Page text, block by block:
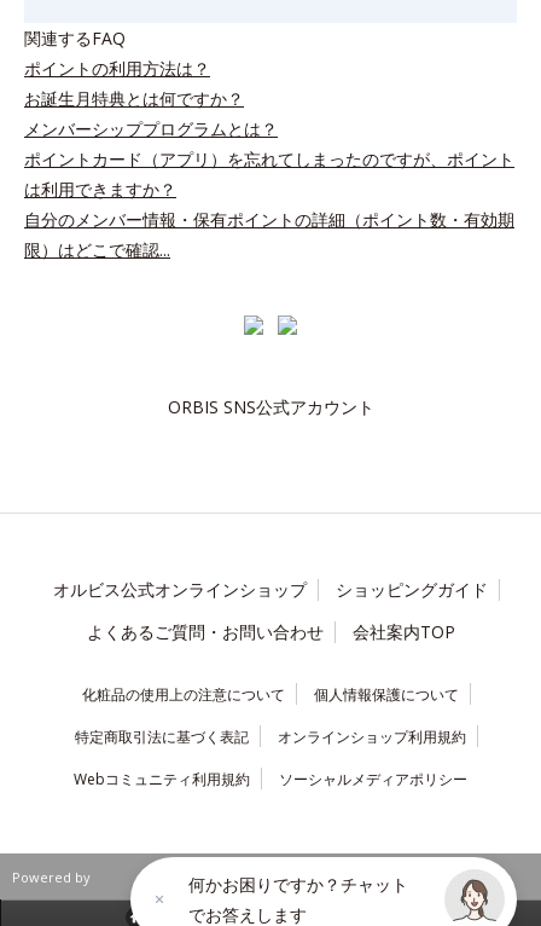
関連するFAQ
ポイントの利用方法は？
お誕生月特典とは何ですか？
メンバーシッププログラムとは？
ポイントカード（アプリ）を忘れてしまったのですが、ポイント
は利用できますか？
自分のメンバー情報・保有ポイントの詳細（ポイント数・有効期
限）はどこで確認...
ORBIS SNS公式アカウント
オルビス公式オンラインショップ
ショッピングガイド
よくあるご質問・お問い合わせ
会社案内TOP
化粧品の使用上の注意について 個人情報保護について
特定商取引法に基づく表記 オンラインショップ利用規約
Webコミュニティ利用規約 ソーシャルメディアポリシー
Powered by
何かお困りですか？チャット
でお答えします